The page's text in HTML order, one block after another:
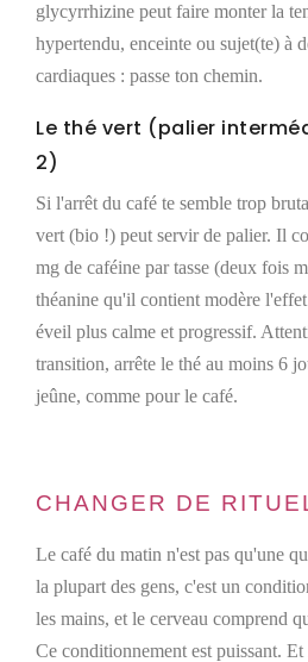
glycyrrhizine peut faire monter la
hypertendu, enceinte ou sujet(te) à
cardiaques : passe ton chemin.
Le thé vert (palier
2)
Si l'arrêt du café te semble trop
vert (bio !) peut servir de palier. Il
mg de caféine par tasse (deux fois
théanine qu'il contient modère
éveil plus calme et progressif.
transition, arrête le thé au moins 6
jeûne, comme pour le café.
CHANGER DE
Le café du matin n'est pas qu'une
la plupart des gens, c'est un
les mains, et le cerveau comprend
Ce conditionnement est puissant.